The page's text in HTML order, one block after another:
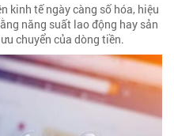
kinh tế ngày càng số hóa, hiệu
năng suất lao động hay sản
chuyển của dòng tiền.